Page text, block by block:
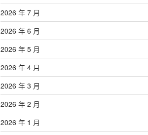
2026 年 7 月
2026 年 6 月
2026 年 5 月
2026 年 4 月
2026 年 3 月
2026 年 2 月
2026 年 1 月